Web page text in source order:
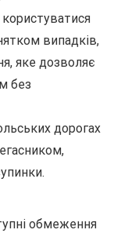
випадків,
яке дозволяє
без
дорогах
обмеження